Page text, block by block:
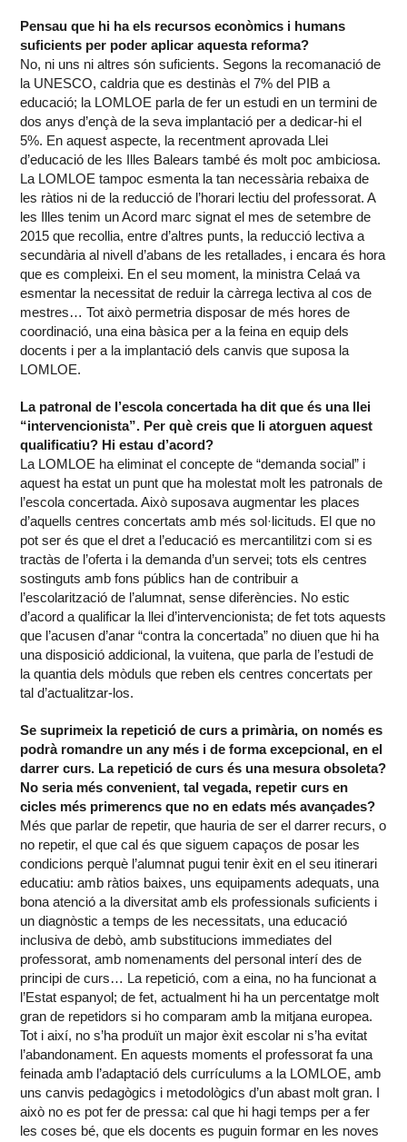
Pensau que hi ha els recursos econòmics i humans
suficients per poder aplicar aquesta reforma?
No, ni uns ni altres són suficients. Segons la recomanació de
la UNESCO, caldria que es destinàs el 7% del PIB a
educació; la LOMLOE parla de fer un estudi en un termini de
dos anys d’ençà de la seva implantació per a dedicar-hi el
5%. En aquest aspecte, la recentment aprovada Llei
d’educació de les Illes Balears també és molt poc ambiciosa.
La LOMLOE tampoc esmenta la tan necessària rebaixa de
les ràtios ni de la reducció de l’horari lectiu del professorat. A
les Illes tenim un Acord marc signat el mes de setembre de
2015 que recollia, entre d’altres punts, la reducció lectiva a
secundària al nivell d’abans de les retallades, i encara és hora
que es compleixi. En el seu moment, la ministra Celaá va
esmentar la necessitat de reduir la càrrega lectiva al cos de
mestres… Tot això permetria disposar de més hores de
coordinació, una eina bàsica per a la feina en equip dels
docents i per a la implantació dels canvis que suposa la
LOMLOE.
La patronal de l’escola concertada ha dit que és una llei
“intervencionista”. Per què creis que li atorguen aquest
qualificatiu? Hi estau d’acord?
La LOMLOE ha eliminat el concepte de “demanda social” i
aquest ha estat un punt que ha molestat molt les patronals de
l’escola concertada. Això suposava augmentar les places
d’aquells centres concertats amb més sol·licituds. El que no
pot ser és que el dret a l’educació es mercantilitzi com si es
tractàs de l’oferta i la demanda d’un servei; tots els centres
sostinguts amb fons públics han de contribuir a
l’escolarització de l’alumnat, sense diferències. No estic
d’acord a qualificar la llei d’intervencionista; de fet tots aquests
que l’acusen d’anar “contra la concertada” no diuen que hi ha
una disposició addicional, la vuitena, que parla de l’estudi de
la quantia dels mòduls que reben els centres concertats per
tal d’actualitzar-los.
Se suprimeix la repetició de curs a primària, on només es
podrà romandre un any més i de forma excepcional, en el
darrer curs. La repetició de curs és una mesura obsoleta?
No seria més convenient, tal vegada, repetir curs en
cicles més primerencs que no en edats més avançades?
Més que parlar de repetir, que hauria de ser el darrer recurs, o
no repetir, el que cal és que siguem capaços de posar les
condicions perquè l’alumnat pugui tenir èxit en el seu itinerari
educatiu: amb ràtios baixes, uns equipaments adequats, una
bona atenció a la diversitat amb els professionals suficients i
un diagnòstic a temps de les necessitats, una educació
inclusiva de debò, amb substitucions immediates del
professorat, amb nomenaments del personal interí des de
principi de curs… La repetició, com a eina, no ha funcionat a
l’Estat espanyol; de fet, actualment hi ha un percentatge molt
gran de repetidors si ho comparam amb la mitjana europea.
Tot i així, no s’ha produït un major èxit escolar ni s’ha evitat
l’abandonament. En aquests moments el professorat fa una
feinada amb l’adaptació dels currículums a la LOMLOE, amb
uns canvis pedagògics i metodològics d’un abast molt gran. I
això no es pot fer de pressa: cal que hi hagi temps per a fer
les coses bé, que els docents es puguin formar en les noves